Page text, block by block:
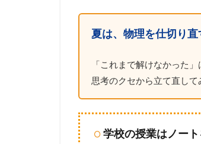
夏は、物理を仕切り直
「これまで解けなかった
思考のクセから立て直して
学校の授業はノー